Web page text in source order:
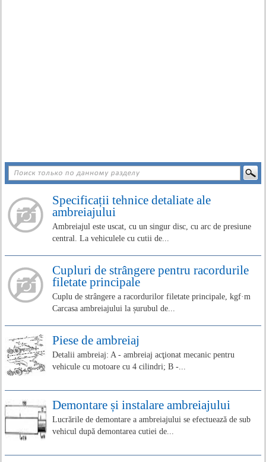
Specificații tehnice detaliate ale
ambreiajului
Ambreiajul este uscat, cu un singur disc, cu arc de presiune
central. La vehiculele cu cutii de...
Cupluri de strângere pentru racordurile
filetate principale
Cuplu de strângere a racordurilor filetate principale, kgf·m
Carcasa ambreiajului la șurubul de...
Piese de ambreiaj
Detalii ambreiaj: A - ambreiaj acţionat mecanic pentru
vehicule cu motoare cu 4 cilindri; B -...
Demontare și instalare ambreiajului
Lucrările de demontare a ambreiajului se efectuează de sub
vehicul după demontarea cutiei de...